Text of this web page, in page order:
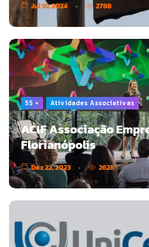
Jul 10, 2024 2788
55 + Atividades Associativas
ACIF Associação
Florianópolis
Dez 22, 2023 2628